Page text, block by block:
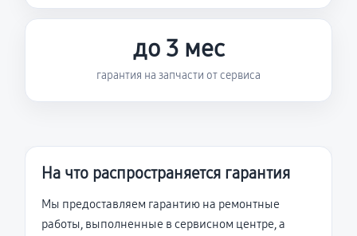
до 3 мес
гарантия на запчасти от сервиса
На что распространяется гарантия
Мы предоставляем гарантию на ремонтные
работы, выполненные в сервисном центре, а